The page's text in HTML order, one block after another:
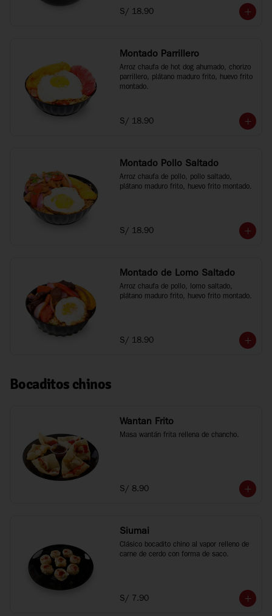
S/ 18.90
Montado Parrillero
Arroz chaufa de hot dog ahumado, chorizo
parrillero, plátano maduro frito, huevo frito
montado.
S/ 18.90
Montado Pollo Saltado
Arroz chaufa de pollo, pollo saltado,
plátano maduro frito, huevo frito montado.
S/ 18.90
Montado de Lomo Saltado
Arroz chaufa de pollo, lomo saltado,
plátano maduro frito, huevo frito montado.
S/ 18.90
Bocaditos chinos
Wantan Frito
Masa wantán frita rellena de chancho.
S/ 8.90
Siumai
Clásico bocadito chino al vapor relleno de
carne de cerdo con forma de saco.
S/ 7.90